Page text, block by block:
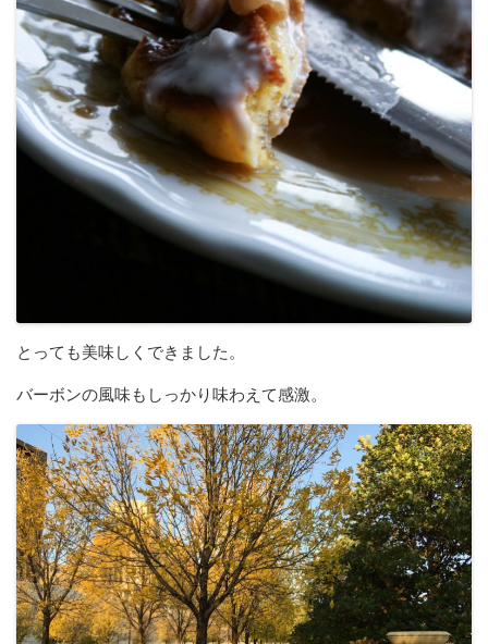
とっても美味しくできました。
バーボンの風味もしっかり味わえて感激。